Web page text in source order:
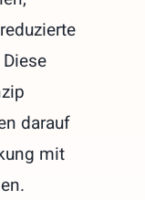
darauf
mit